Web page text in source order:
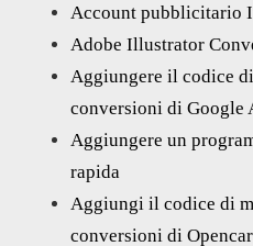
Account pubblicitario
Adobe Illustrator
Aggiungere il codice
conversioni di Google
Aggiungere un
rapida
Aggiungi il codice di
conversioni di